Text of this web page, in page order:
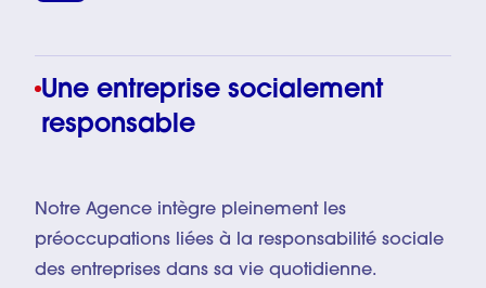
Une entreprise socialement
responsable
Notre Agence intègre pleinement les
préoccupations liées à la responsabilité sociale
des entreprises dans sa vie quotidienne.